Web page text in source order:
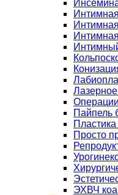
Пайпель
Просто
ЭХВЧ